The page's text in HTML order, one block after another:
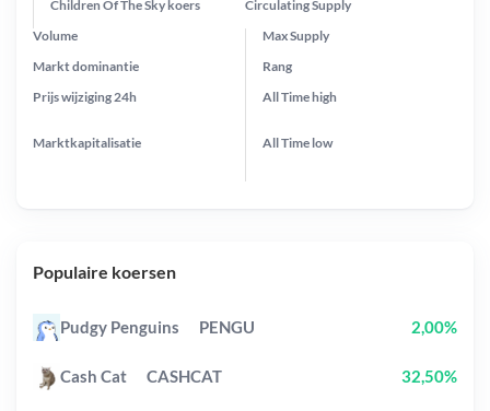
Children Of The Sky koers Circulating Supply
Prijs wijziging 24h
Max Supply
Markt dominantie
Marktkapitalisatie
Volume
Rang
All Timehigh
All Time low
Populaire koersen
Pudgy Penguins PENGU 2,00%
Cash Cat CASHCAT 32,50%